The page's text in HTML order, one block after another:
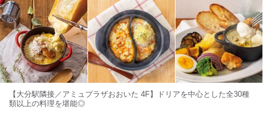
【大分駅隣接／アミュプラザおおいた 4F】ドリアを中心とした全30種
類以上の料理を堪能◎